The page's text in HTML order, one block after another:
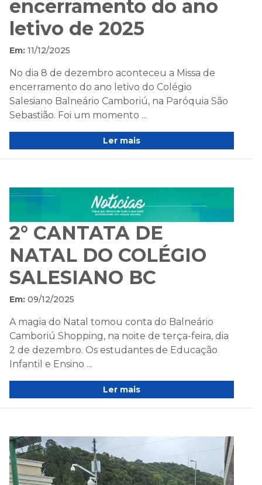
encerramento do ano
letivo de 2025
Em: 11/12/2025
No dia 8 de dezembro aconteceu a Missa de
encerramento do ano letivo do Colégio
Salesiano Balneário Camboriú, na Paróquia São
Sebastião. Foi um momento ...
Ler mais
2° CANTATA DE
NATAL DO COLÉGIO
SALESIANO BC
Em: 09/12/2025
A magia do Natal tomou conta do Balneário
Camboriú Shopping, na noite de terça-feira, dia
2 de dezembro. Os estudantes de Educação
Infantil e Ensino ...
Ler mais